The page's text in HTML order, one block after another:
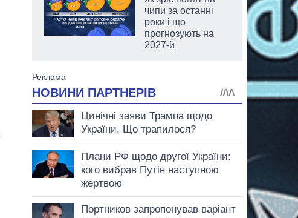
чипи за останні
роки і що
прогнозують на
2027-й